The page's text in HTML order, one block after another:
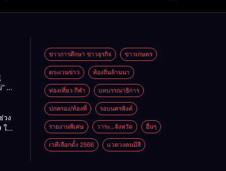
นำ
วง
ใช้
ข่าวการศึกษา ข่าวธุรกิจ ข่าวเกษตร
ตระเวนข่าว ท้องถิ่นล้านนา
ท่องเที่ยว กีฬา บทบรรณาธิการ
ปกครอง/ท้องที่ รอบนครพิงค์
รายงานพิเศษ วาระ...จังหวัด อื่นๆ
เวทีเลือกตั้ง 2566 แวดวงคนมีสี